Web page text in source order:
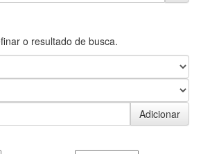
o resultado de busca.